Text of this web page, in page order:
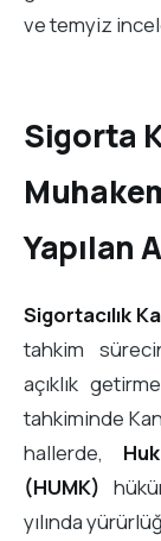
ve temyiz
Sigorta
Yapılan
Sigortacılık
tahkim
açıklık
tahkiminde
hallerde,
(HUMK)
yılında